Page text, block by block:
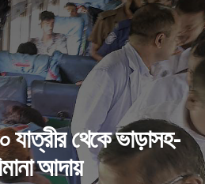
যাত্রীর থেকে ভাড়াসহ-
আদায়